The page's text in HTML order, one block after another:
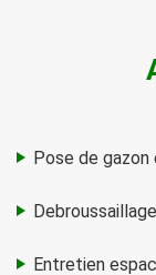
Pose de gazon
Entretien